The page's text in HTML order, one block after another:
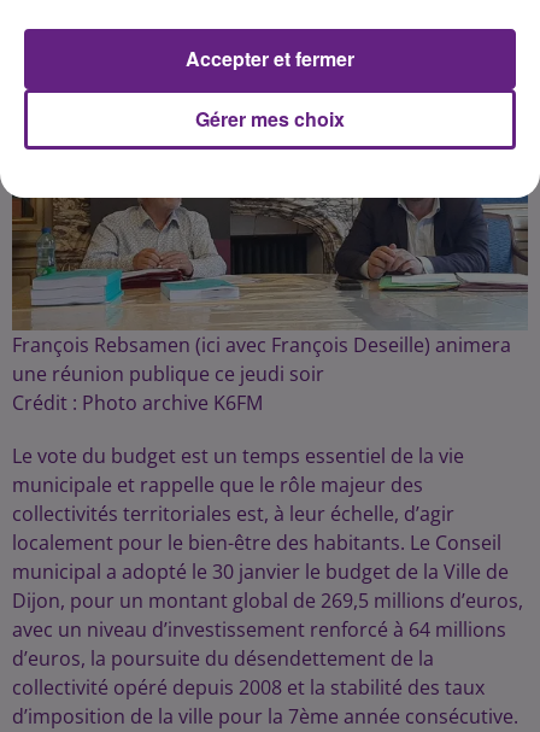
François Rebsamen (ici avec François Deseille) animera
une réunion publique ce jeudi soir
Crédit : Photo archive K6FM
Le vote du budget est un temps essentiel de la vie
municipale et rappelle que le rôle majeur des
collectivités territoriales est, à leur échelle, d’agir
localement pour le bien-être des habitants. Le Conseil
municipal a adopté le 30 janvier le budget de la Ville de
Dijon, pour un montant global de 269,5 millions d’euros,
avec un niveau d’investissement renforcé à 64 millions
d’euros, la poursuite du désendettement de la
collectivité opéré depuis 2008 et la stabilité des taux
d’imposition de la ville pour la 7ème année consécutive.
Gérer mes choix
Accepter et fermer